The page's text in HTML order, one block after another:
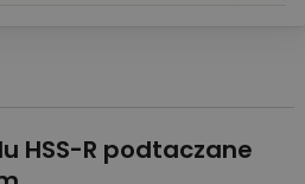
HSS-R podtaczane